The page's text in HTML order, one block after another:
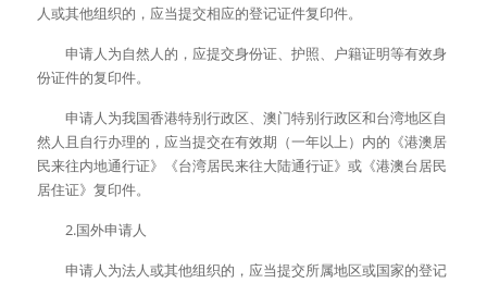
人或其他组织的，应当提交相应的登记证件复印件。
申请人为自然人的，应提交身份证、护照、户籍证明等有效身
份证件的复印件。
申请人为我国香港特别行政区、澳门特别行政区和台湾地区自
然人且自行办理的，应当提交在有效期（一年以上）内的《港澳居
民来往内地通行证》《台湾居民来往大陆通行证》或《港澳台居民
居住证》复印件。
2.国外申请人
申请人为法人或其他组织的，应当提交所属地区或国家的登记